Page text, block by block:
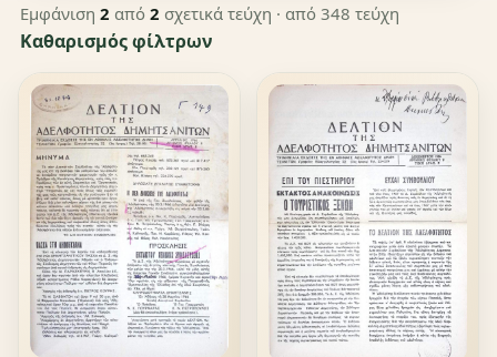
Εμφάνιση 2 από 2 σχετικά τεύχη · από 348 τεύχη
Καθαρισμός φίλτρων